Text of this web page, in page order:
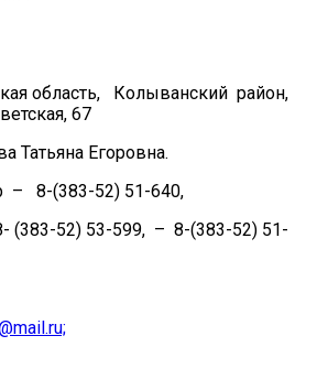
область, Колыванский район,
67
Татьяна Егоровна.
– 8-(383-52) 51-640,
(383-52) 53-599, – 8-(383-52) 51-